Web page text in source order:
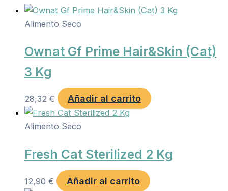
Alimento Seco
Ownat Gf Prime Hair&Skin (Cat)
3 Kg
28,32 € Añadir al carrito
Alimento Seco
Fresh Cat Sterilized 2 Kg
12,90 € Añadir al carrito